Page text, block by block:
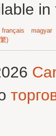
français
magyar
)